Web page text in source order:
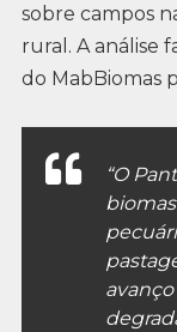
sobre campos
rural. A análise
do MabBiomas
“O